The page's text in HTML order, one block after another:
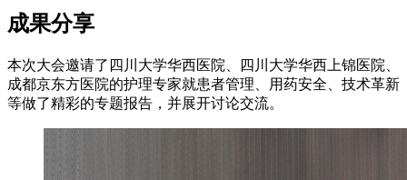
成果分享
本次大会邀请了四川大学华西医院、四川大学华西上锦医院、
成都京东方医院的护理专家就患者管理、用药安全、技术革新
等做了精彩的专题报告，并展开讨论交流。